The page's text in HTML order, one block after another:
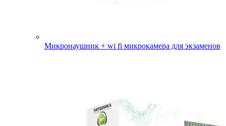
Микронаушник + wi fi микрокамера для экзаменов